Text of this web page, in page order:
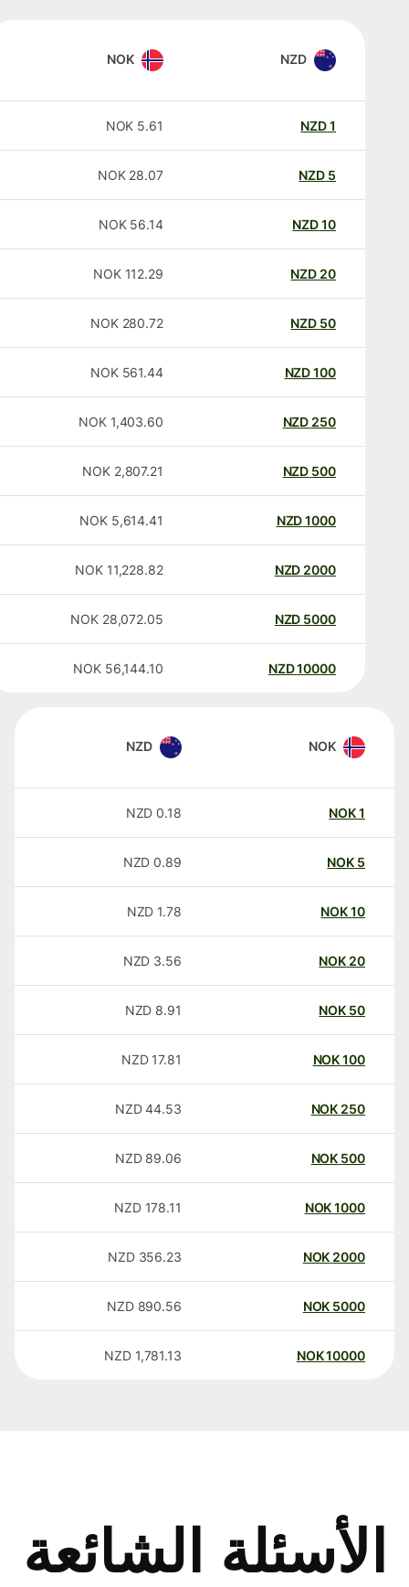
NZD
NOK
NZD
5.61
NOK
NZD
28.07
NOK
NZD
56.14
NOK
20
NZD
112.29
NOK
50
NZD
280.72
NOK
100
NZD
561.44
NOK
250
NZD
1,403.60
NOK
500
NZD
2,807.21
NOK
1000
NZD
5,614.41
NOK
2000
NZD
11,228.82
NOK
5000
NZD
28,072.05
NOK
10000
NZD
56,144.10
NOK
NOK
NZD
NOK
0.18
NZD
NOK
0.89
NZD
NOK
1.78
NZD
20
NOK
3.56
NZD
50
NOK
8.91
NZD
100
NOK
17.81
NZD
250
NOK
44.53
NZD
500
NOK
89.06
NZD
1000
NOK
178.11
NZD
2000
NOK
356.23
NZD
5000
NOK
890.56
NZD
10000
NOK
1,781.13
NZD
الأسئلة الشائعة